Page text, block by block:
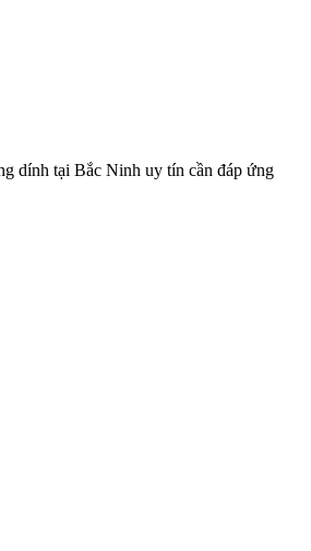
dính tại Bắc Ninh uy tín cần đáp ứng